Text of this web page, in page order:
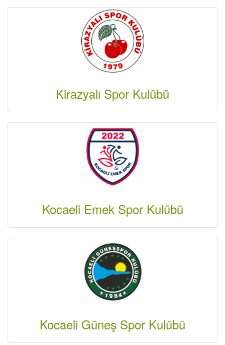
Kirazyalı Spor Kulübü
Kocaeli Emek Spor Kulübü
Kocaeli Güneş Spor Kulübü